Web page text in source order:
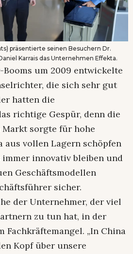
präsentierte seinen Besuchern Dr.
Karrais das Unternehmen Effekta.
Booms um 2009 entwickelte
die sich sehr gut
hatten die
richtige Gespür, denn die
sorgte für hohe
aus vollen Lagern schöpfen
immer innovativ bleiben und
Geschäftsmodellen
sicher.
der Unternehmer, der viel
zu tun hat, in der
Fachkräftemangel. „In China
Kopf über unsere